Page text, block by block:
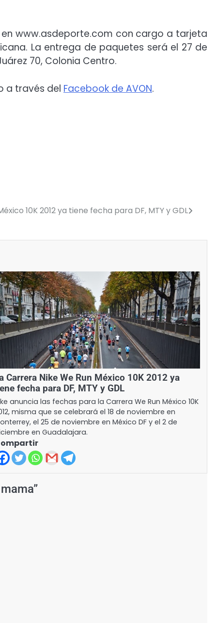
www.asdeporte.com con cargo a tarjeta
La entrega de paquetes será el 27 de
70, Colonia Centro.
a través del Facebook de AVON.
10K 2012 ya tiene fecha para DF, MTY y GDL
Carrera Nike We Run México 10K 2012 ya
fecha para DF, MTY y GDL
anuncia las fechas para la Carrera We Run México 10K
misma que se celebrará el 18 de noviembre en
el 25 de noviembre en México DF y el 2 de
en Guadalajara.
”